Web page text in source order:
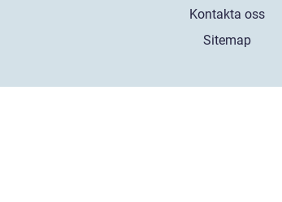
Kontakta oss
Sitemap